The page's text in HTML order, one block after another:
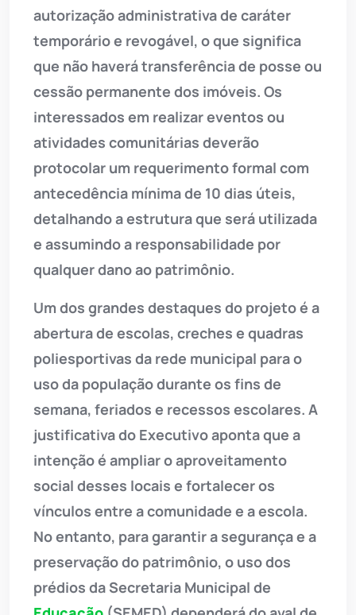
autorização administrativa de caráter
temporário e revogável, o que significa
que não haverá transferência de posse ou
cessão permanente dos imóveis. Os
interessados em realizar eventos ou
atividades comunitárias deverão
protocolar um requerimento formal com
antecedência mínima de 10 dias úteis,
detalhando a estrutura que será utilizada
e assumindo a responsabilidade por
qualquer dano ao patrimônio.
Um dos grandes destaques do projeto é a
abertura de escolas, creches e quadras
poliesportivas da rede municipal para o
uso da população durante os fins de
semana, feriados e recessos escolares. A
justificativa do Executivo aponta que a
intenção é ampliar o aproveitamento
social desses locais e fortalecer os
vínculos entre a comunidade e a escola.
No entanto, para garantir a segurança e a
preservação do patrimônio, o uso dos
prédios da Secretaria Municipal de